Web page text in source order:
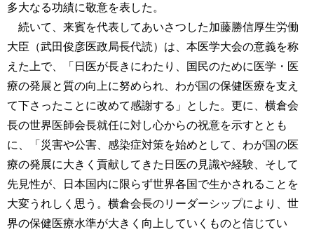
多大なる功績に敬意を表した。
続いて、来賓を代表してあいさつした加藤勝信厚生労働
大臣（武田俊彦医政局長代読）は、本医学大会の意義を称
えた上で、「日医が長きにわたり、国民のために医学・医
療の発展と質の向上に努められ、わが国の保健医療を支え
て下さったことに改めて感謝する」とした。更に、横倉会
長の世界医師会長就任に対し心からの祝意を示すととも
に、「災害や公害、感染症対策を始めとして、わが国の医
療の発展に大きく貢献してきた日医の見識や経験、そして
先見性が、日本国内に限らず世界各国で生かされることを
大変うれしく思う。横倉会長のリーダーシップにより、世
界の保健医療水準が大きく向上していくものと信じてい